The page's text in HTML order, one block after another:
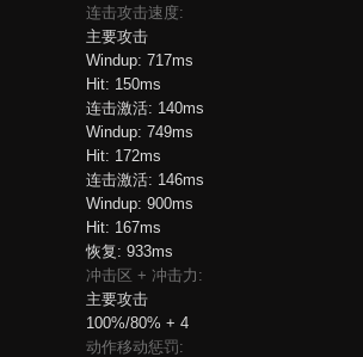
连击攻击速度:
主要攻击
Windup: 717ms
Hit: 150ms
连击激活: 140ms
Windup: 749ms
Hit: 172ms
连击激活: 146ms
Windup: 900ms
Hit: 167ms
恢复: 933ms
冲击区 + 冲击力:
主要攻击
100%/80% + 4
动作移动惩罚: